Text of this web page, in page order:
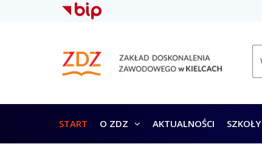
START O ZDZ AKTUALNOŚCI SZKOŁY